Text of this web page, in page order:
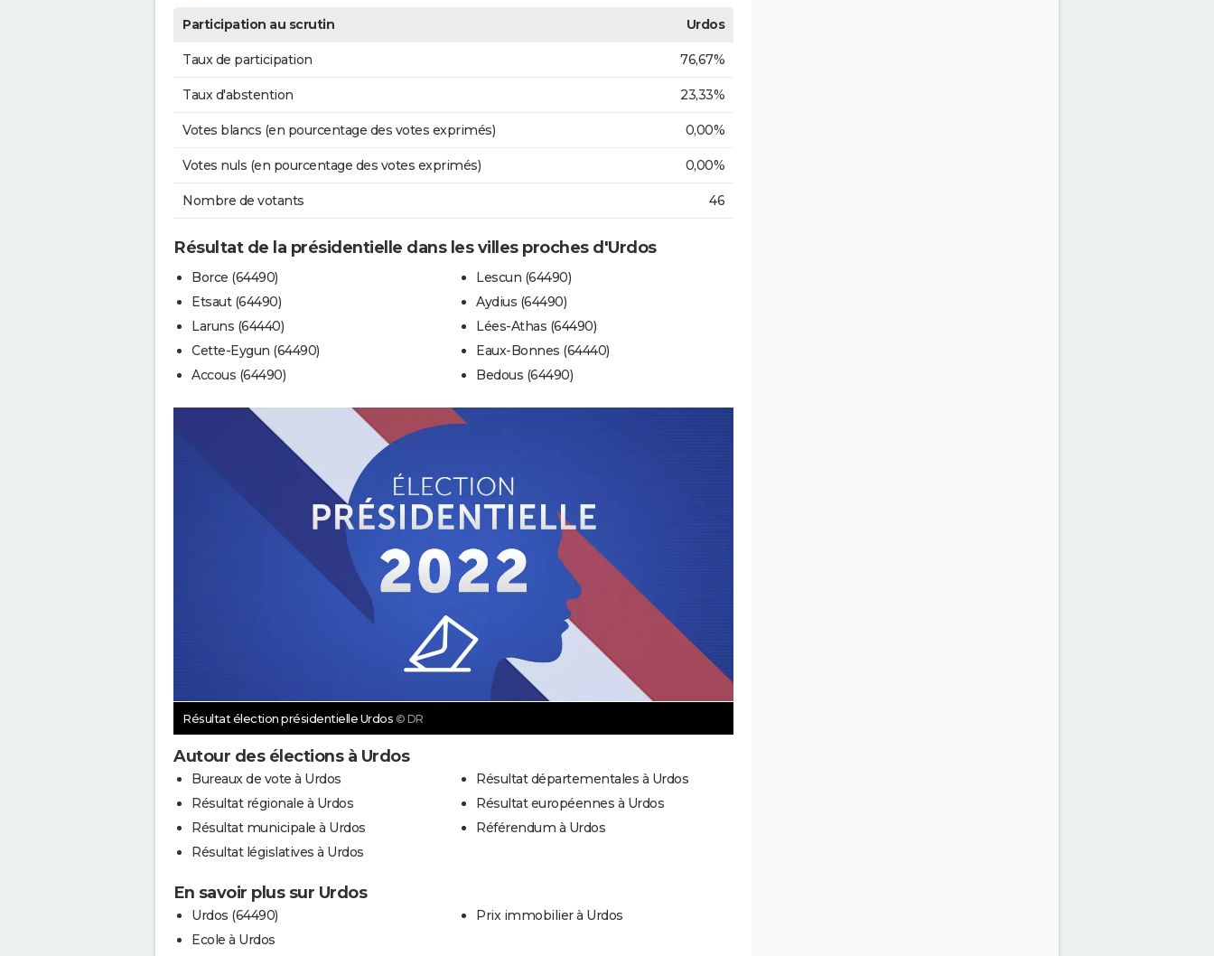
Participation au scrutin Urdos
Taux de participation 76,67%
Taux d'abstention 23,33%
Votes blancs (en pourcentage des votes exprimés) 0,00%
Votes nuls (en pourcentage des votes exprimés) 0,00%
Nombre de votants 46
Résultat de la présidentielle dans les villes proches d'Urdos
Borce (64490)
Etsaut (64490)
Laruns (64440)
Cette-Eygun (64490)
Accous (64490)
Lescun (64490)
Aydius (64490)
Lées-Athas (64490)
Eaux-Bonnes (64440)
Bedous (64490)
Résultat élection présidentielle Urdos © DR
Autour des élections à Urdos
Bureaux de vote à Urdos
Résultat régionale à Urdos
Résultat municipale à Urdos
Résultat législatives à Urdos
Résultat départementales à Urdos
Résultat européennes à Urdos
Référendum à Urdos
En savoir plus sur Urdos
Urdos (64490)
Ecole à Urdos
Prix immobilier à Urdos